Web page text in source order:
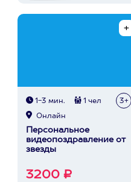
1-3 мин. 1 чел 3+
Онлайн
Персональное
видеопоздравление от
звезды
3200 ₽